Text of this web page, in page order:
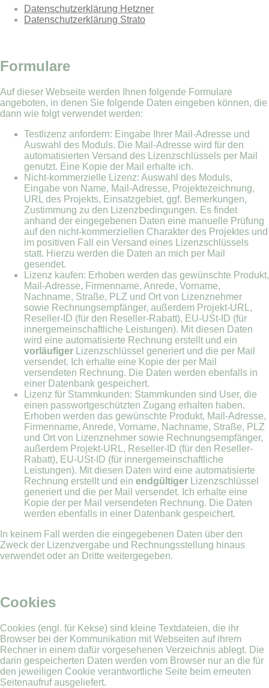
Datenschutzerklärung Hetzner
Datenschutzerklärung Strato
Formulare
Auf dieser Webseite werden Ihnen folgende Formulare
angeboten, in denen Sie folgende Daten eingeben können, die
dann wie folgt verwendet werden:
Testlizenz anfordern: Eingabe Ihrer Mail-Adresse und
Auswahl des Moduls. Die Mail-Adresse wird für den
automatisierten Versand des Lizenzschlüssels per Mail
genutzt. Eine Kopie der Mail erhalte ich.
Nicht-kommerzielle Lizenz: Auswahl des Moduls,
Eingabe von Name, Mail-Adresse, Projektezeichnung,
URL des Projekts, Einsatzgebiet, ggf. Bemerkungen,
Zustimmung zu den Lizenzbedingungen. Es findet
anhand der eingegebenen Daten eine manuelle Prüfung
auf den nicht-kommerziellen Charakter des Projektes und
im positiven Fall ein Versand eines Lizenzschlüssels
statt. Hierzu werden die Daten an mich per Mail
gesendet.
Lizenz kaufen: Erhoben werden das gewünschte Produkt,
Mail-Adresse, Firmenname, Anrede, Vorname,
Nachname, Straße, PLZ und Ort von Lizenznehmer
sowie Rechnungsempfänger, außerdem Projekt-URL,
Reseller-ID (für den Reseller-Rabatt), EU-USt-ID (für
innergemeinschaftliche Leistungen). Mit diesen Daten
wird eine automatisierte Rechnung erstellt und ein
vorläufiger Lizenzschlüssel generiert und die per Mail
versendet. Ich erhalte eine Kopie der per Mail
versendeten Rechnung. Die Daten werden ebenfalls in
einer Datenbank gespeichert.
Lizenz für Stammkunden: Stammkunden sind User, die
einen passwortgeschützten Zugang erhalten haben.
Erhoben werden das gewünschte Produkt, Mail-Adresse,
Firmenname, Anrede, Vorname, Nachname, Straße, PLZ
und Ort von Lizenznehmer sowie Rechnungsempfänger,
außerdem Projekt-URL, Reseller-ID (für den Reseller-
Rabatt), EU-USt-ID (für innergemeinschaftliche
Leistungen). Mit diesen Daten wird eine automatisierte
Rechnung erstellt und ein endgültiger Lizenzschlüssel
generiert und die per Mail versendet. Ich erhalte eine
Kopie der per Mail versendeten Rechnung. Die Daten
werden ebenfalls in einer Datenbank gespeichert.
In keinem Fall werden die eingegebenen Daten über den
Zweck der Lizenzvergabe und Rechnungsstellung hinaus
verwendet oder an Dritte weitergegeben.
Cookies
Cookies (engl. für Kekse) sind kleine Textdateien, die ihr
Browser bei der Kommunikation mit Webseiten auf ihrem
Rechner in einem dafür vorgesehenen Verzeichnis ablegt. Die
darin gespeicherten Daten werden vom Browser nur an die für
den jeweiligen Cookie verantwortliche Seite beim erneuten
Seitenaufruf ausgeliefert.